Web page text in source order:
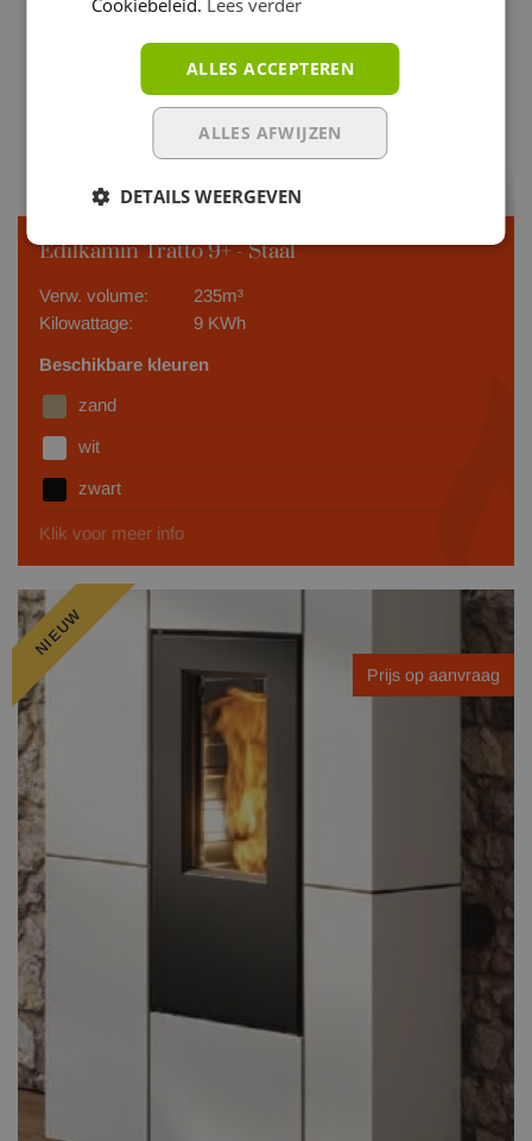
Edilkamin Tratto 9+ - Staal
Verw. volume:
235m³
Kilowattage:
9 KWh
Beschikbare kleuren
zand
wit
zwart
Klik voor meer info
NIEUW
Prijs op aanvraag
Cookiebeleid. Lees verder
ALLES ACCEPTEREN
ALLES AFWIJZEN
DETAILS WEERGEVEN